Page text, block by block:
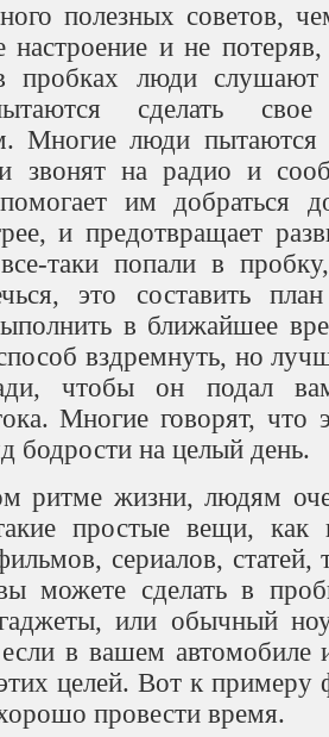
полезных советов,
настроение и не
пробках люди слушают
сделать
Многие люди пытаются
звонят на радио и
им добраться
и предотвращает
таки попали в
это составить
в ближайшее
вздремнуть, но
чтобы он подал
Многие говорят, что
бодрости на целый день.
ритме жизни, людям
простые вещи,
сериалов, статей,
можете сделать в
или обычный
в вашем автомобиле
целей. Вот к
провести время.